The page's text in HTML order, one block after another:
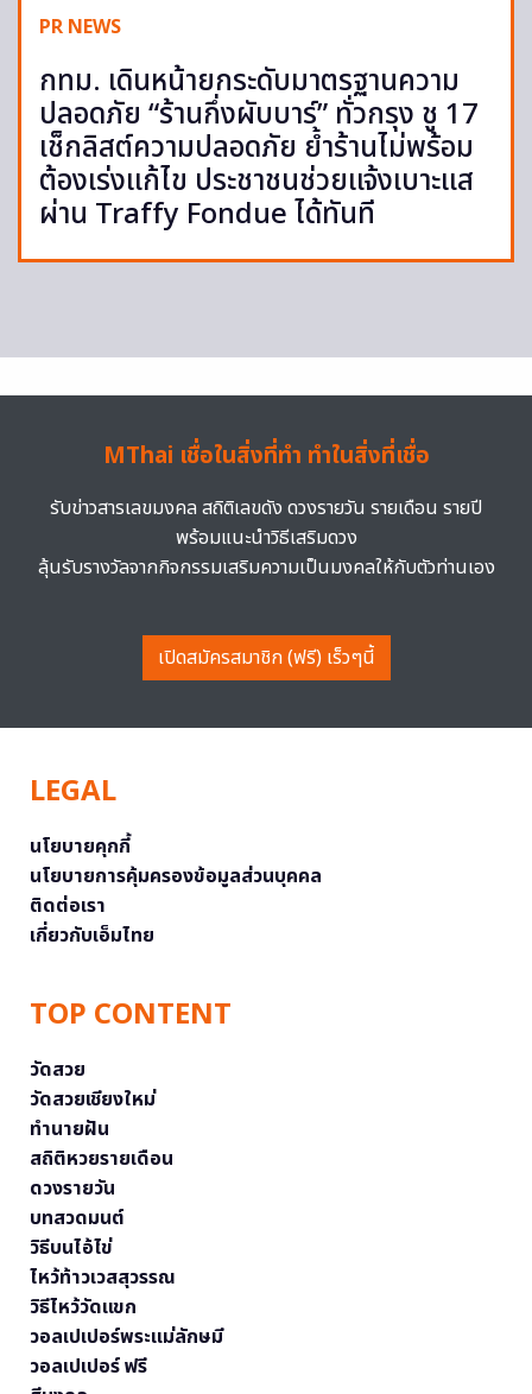
PR NEWS
กทม. เดินหน้ายกระดับมาตรฐานความ
ปลอดภัย “ร้านกึ่งผับบาร์” ทั่วกรุง ชู 17
เช็กลิสต์ความปลอดภัย ย้ำร้านไม่พร้อม
ต้องเร่งแก้ไข ประชาชนช่วยแจ้งเบาะแส
ผ่าน Traffy Fondue ได้ทันที
MThai เชื่อในสิ่งที่ทำ ทำในสิ่งที่เชื่อ
รับข่าวสารเลขมงคล สถิติเลขดัง ดวงรายวัน รายเดือน รายปี
พร้อมแนะนำวิธีเสริมดวง
ลุ้นรับรางวัลจากกิจกรรมเสริมความเป็นมงคลให้กับตัวท่านเอง
เปิดสมัครสมาชิก (ฟรี) เร็วๆนี้
LEGAL
นโยบายคุกกี้
นโยบายการคุ้มครองข้อมูลส่วนบุคคล
ติดต่อเรา
เกี่ยวกับเอ็มไทย
TOP CONTENT
วัดสวย
วัดสวยเชียงใหม่
ทำนายฝัน
สถิติหวยรายเดือน
ดวงรายวัน
บทสวดมนต์
วิธีบนไอ้ไข่
ไหว้ท้าวเวสสุวรรณ
วิธีไหว้วัดแขก
วอลเปเปอร์พระแม่ลักษมี
วอลเปเปอร์ ฟรี